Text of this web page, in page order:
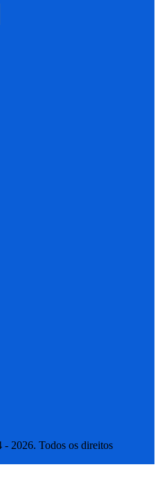
2026. Todos os direitos